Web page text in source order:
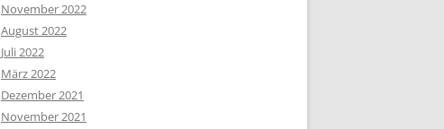
November 2022
August 2022
Juli 2022
März 2022
Dezember 2021
November 2021